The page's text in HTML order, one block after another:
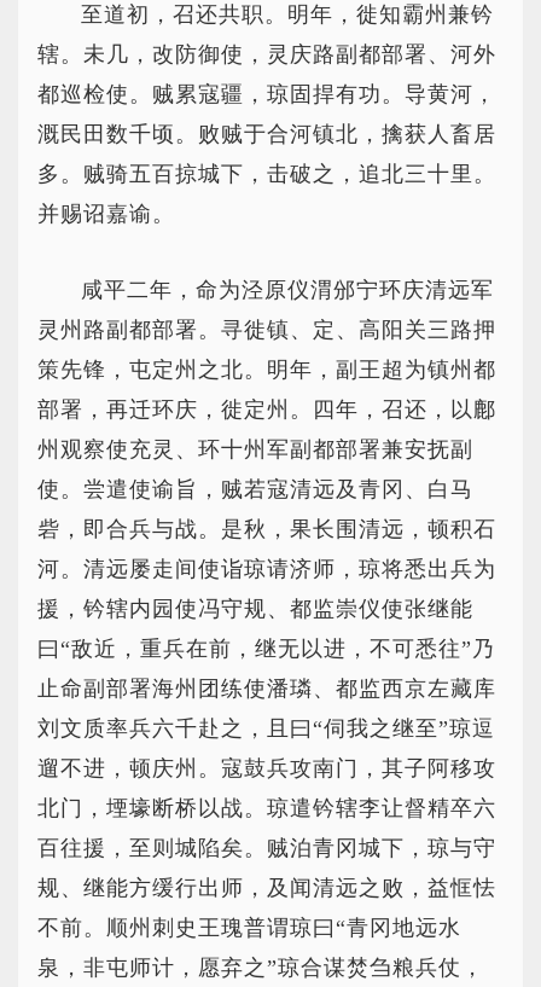
至道初，召还共职。明年，徙知霸州兼钤
辖。未几，改防御使，灵庆路副都部署、河外
都巡检使。贼累寇疆，琼固捍有功。导黄河，
溉民田数千顷。败贼于合河镇北，擒获人畜居
多。贼骑五百掠城下，击破之，追北三十里。
并赐诏嘉谕。
咸平二年，命为泾原仪渭邠宁环庆清远军
灵州路副都部署。寻徙镇、定、高阳关三路押
策先锋，屯定州之北。明年，副王超为镇州都
部署，再迁环庆，徙定州。四年，召还，以鄜
州观察使充灵、环十州军副都部署兼安抚副
使。尝遣使谕旨，贼若寇清远及青冈、白马
砦，即合兵与战。是秋，果长围清远，顿积石
河。清远屡走间使诣琼请济师，琼将悉出兵为
援，钤辖内园使冯守规、都监崇仪使张继能
曰“敌近，重兵在前，继无以进，不可悉往”乃
止命副部署海州团练使潘璘、都监西京左藏库
刘文质率兵六千赴之，且曰“伺我之继至”琼逗
遛不进，顿庆州。寇鼓兵攻南门，其子阿移攻
北门，堙壕断桥以战。琼遣钤辖李让督精卒六
百往援，至则城陷矣。贼泊青冈城下，琼与守
规、继能方缓行出师，及闻清远之败，益恇怯
不前。顺州刺史王瑰普谓琼曰“青冈地远水
泉，非屯师计，愿弃之”琼合谋焚刍粮兵仗，